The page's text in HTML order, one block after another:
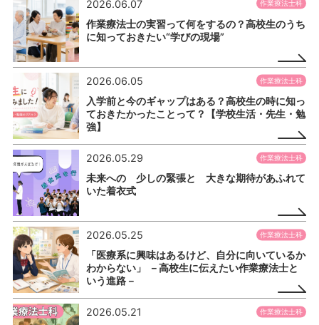
2026.06.07
作業療法士の実習って何をするの？高校生のうち
に知っておきたい“学びの現場”
作業療法士科
2026.06.05
入学前と今のギャップはある？高校生の時に知っ
ておきたかったことって？【学校生活・先生・勉
強】
作業療法士科
2026.05.29
未来への 少しの緊張と 大きな期待があふれて
いた着衣式
作業療法士科
2026.05.25
「医療系に興味はあるけど、自分に向いているか
わからない」 －高校生に伝えたい作業療法士と
いう進路－
作業療法士科
2026.05.21
作業療法士科